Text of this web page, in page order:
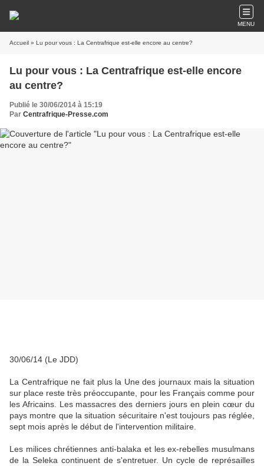
MENU
Accueil » Lu pour vous : La Centrafrique est-elle encore au centre?
Lu pour vous : La Centrafrique est-elle encore
au centre?
Publié le 30/06/2014 à 15:19
Par Centrafrique-Presse.com
30/06/14 (Le JDD)
La Centrafrique ne fait plus la Une des journaux mais la situation
sur place reste très préoccupante, pour les Français comme pour
les Africains. Les massacres des derniers jours en plein cœur du
pays montre que la situation sécuritaire n'est toujours pas réglée,
sept mois après le début de l'intervention militaire.
Les milices chrétiennes anti-balaka et les ex-rebelles musulmans
de la Seleka continuent de s'entretuer. Un cycle de représailles